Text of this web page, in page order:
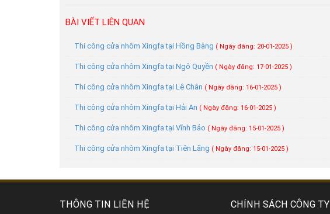
BÀI VIẾT LIÊN QUAN
Thi công cửa nhôm Xingfa tại Hồng Bàng ( Ngày đăng: 20-01-2025 )
Thi công cửa nhôm Xingfa tại Ngô Quyền ( Ngày đăng: 17-01-2025 )
Thi công cửa nhôm Xingfa tại Lê Chân ( Ngày đăng: 16-01-2025 )
Thi công cửa nhôm Xingfa tại Hải An ( Ngày đăng: 16-01-2025 )
Thi công cửa nhôm Xingfa tại Vĩnh Bảo ( Ngày đăng: 15-01-2025 )
Thi công cửa nhôm Xingfa tại Tiên Lãng ( Ngày đăng: 15-01-2025 )
THÔNG TIN LIÊN HỆ CHÍNH SÁCH CÔNG TY